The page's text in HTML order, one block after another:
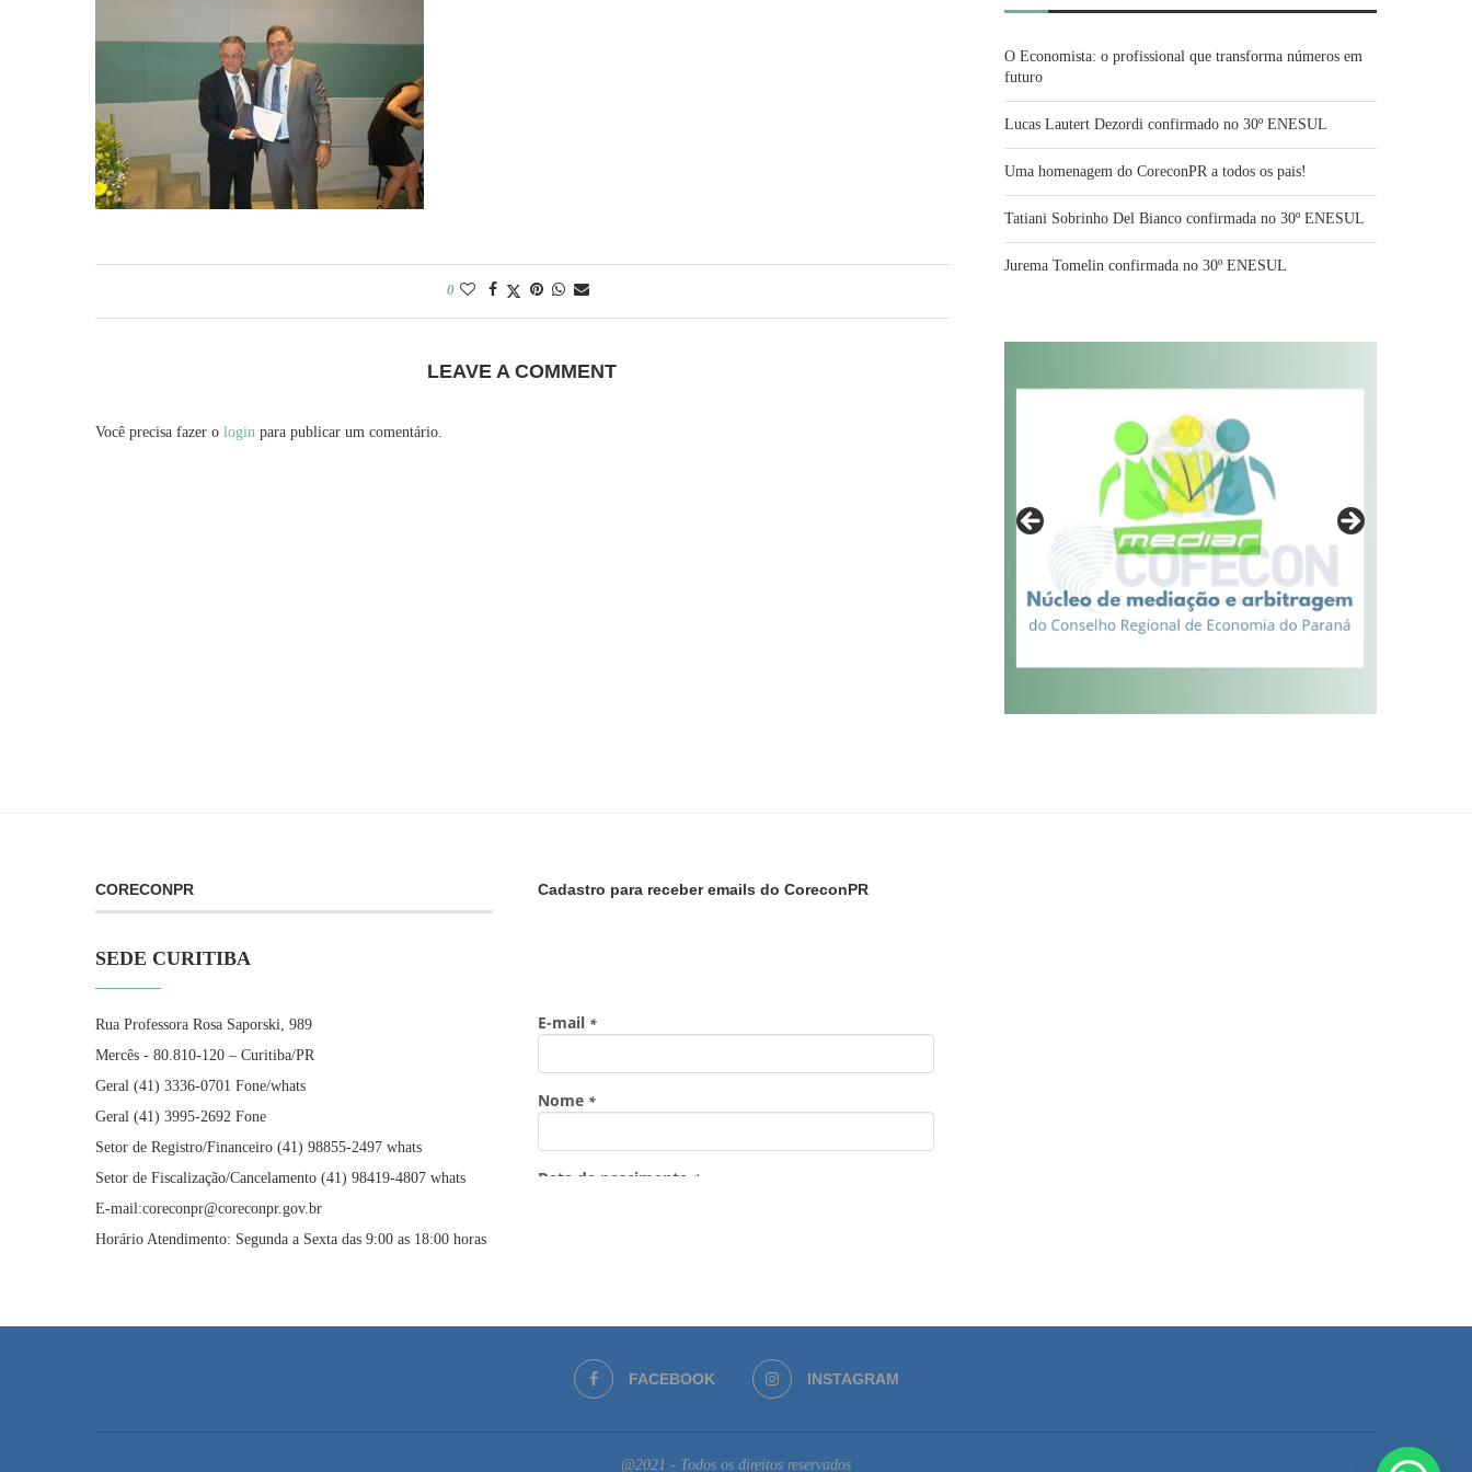
0
LEAVE A COMMENT
Você precisa fazer o login para publicar um comentário.
O Economista: o profissional que transforma números em
futuro
Lucas Lautert Dezordi confirmado no 30º ENESUL
Uma homenagem do CoreconPR a todos os pais!
Tatiani Sobrinho Del Bianco confirmada no 30º ENESUL
Jurema Tomelin confirmada no 30º ENESUL
CORECONPR
SEDE CURITIBA
Rua Professora Rosa Saporski, 989
Mercês - 80.810-120 – Curitiba/PR
Geral (41) 3336-0701 Fone/whats
Geral (41) 3995-2692 Fone
Setor de Registro/Financeiro (41) 98855-2497 whats
Setor de Fiscalização/Cancelamento (41) 98419-4807 whats
E-mail:coreconpr@coreconpr.gov.br
Horário Atendimento: Segunda a Sexta das 9:00 as 18:00 horas
Cadastro para receber emails do CoreconPR
FACEBOOK INSTAGRAM
@2021 - Todos os direitos reservados